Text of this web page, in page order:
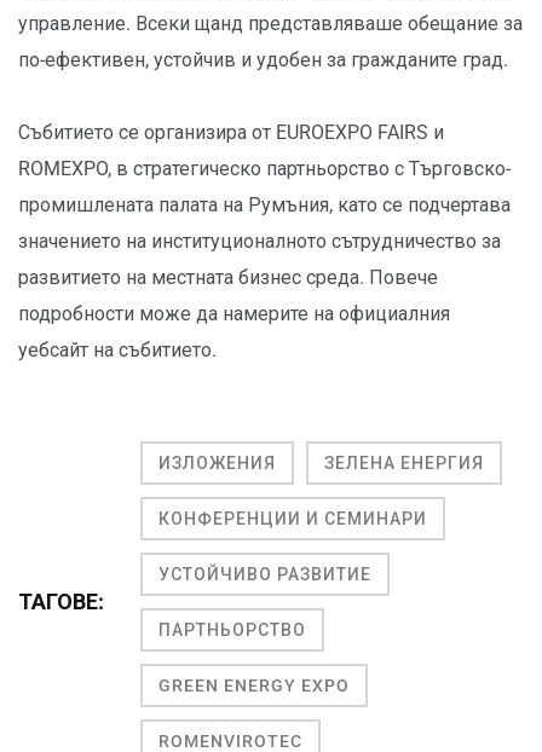
управление. Всеки щанд представляваше обещание за
по-ефективен, устойчив и удобен за гражданите град.
Събитието се организира от EUROEXPO FAIRS и
ROMEXPO, в стратегическо партньорство с Търговско-
промишлената палата на Румъния, като се подчертава
значението на институционалното сътрудничество за
развитието на местната бизнес среда. Повече
подробности може да намерите на официалния
уебсайт на събитието.
ТАГОВЕ:
ИЗЛОЖЕНИЯ ЗЕЛЕНА ЕНЕРГИЯ
КОНФЕРЕНЦИИ И СЕМИНАРИ
УСТОЙЧИВО РАЗВИТИЕ
ПАРТНЬОРСТВО
GREEN ENERGY EXPO
ROMENVIROTEC